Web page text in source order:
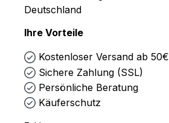
Deutschland
Ihre Vorteile
Kostenloser Versand ab 50€
Sichere Zahlung (SSL)
Persönliche Beratung
Käuferschutz